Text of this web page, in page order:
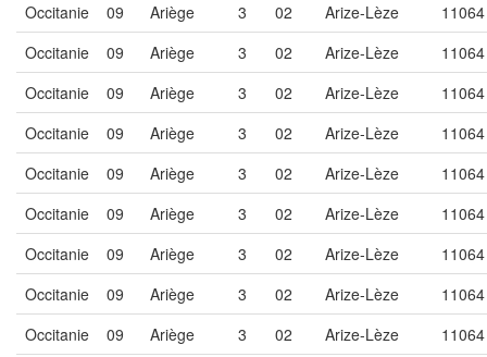
Occitanie 09 Ariège 3 02 Arize-Lèze
11064
Occitanie
09 Ariège 3 02 Arize-Lèze
11064
Occitanie
09 Ariège 3 02 Arize-Lèze
11064
Occitanie
09 Ariège 3 02 Arize-Lèze
11064
Occitanie
09 Ariège 3 02 Arize-Lèze
11064
Occitanie
09 Ariège 3 02 Arize-Lèze
11064
Occitanie
09 Ariège 3 02 Arize-Lèze
11064
Occitanie
09 Ariège 3 02 Arize-Lèze
11064
Occitanie
09 Ariège 3 02 Arize-Lèze
11064